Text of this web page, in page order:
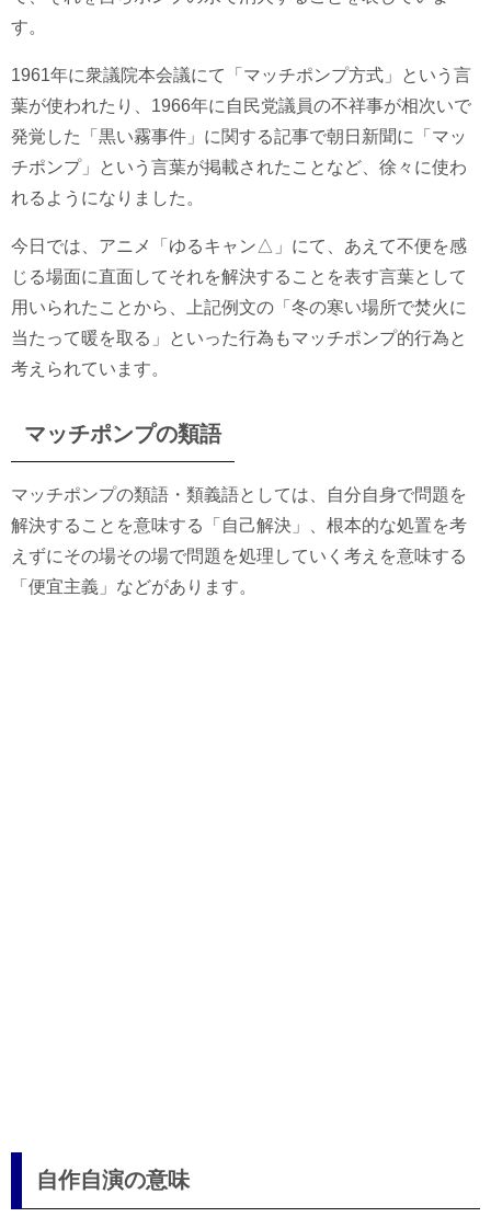
す。
1961年に衆議院本会議にて「マッチポンプ方式」という言
葉が使われたり、1966年に自民党議員の不祥事が相次いで
発覚した「黒い霧事件」に関する記事で朝日新聞に「マッ
チポンプ」という言葉が掲載されたことなど、徐々に使わ
れるようになりました。
今日では、アニメ「ゆるキャン△」にて、あえて不便を感
じる場面に直面してそれを解決することを表す言葉として
用いられたことから、上記例文の「冬の寒い場所で焚火に
当たって暖を取る」といった行為もマッチポンプ的行為と
考えられています。
マッチポンプの類語
マッチポンプの類語・類義語としては、自分自身で問題を
解決することを意味する「自己解決」、根本的な処置を考
えずにその場その場で問題を処理していく考えを意味する
「便宜主義」などがあります。
自作自演の意味